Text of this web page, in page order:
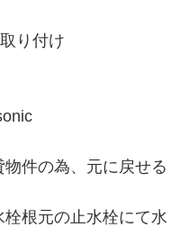
り付け
件の為、元に戻せる
根元の止水栓にて水